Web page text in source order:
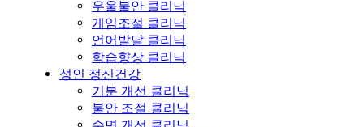
우울불안 클리닉
게임조절 클리닉
언어발달 클리닉
학습향상 클리닉
성인 정신건강
기분 개선 클리닉
불안 조절 클리닉